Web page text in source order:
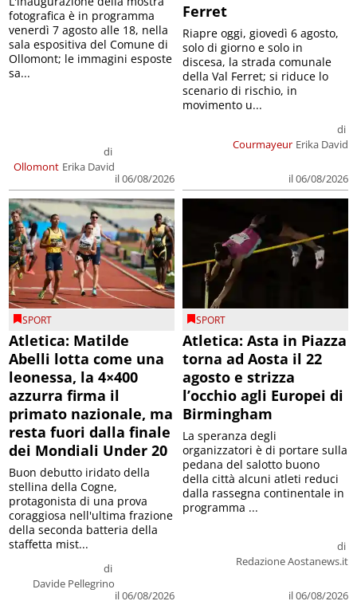
Ollomont
di
Erika David
il 06/08/2026
fotografica è in programma
venerdì 7 agosto alle 18, nella
sala espositiva del Comune di
Ollomont; le immagini esposte
sa...
Ferret
Courmayeur
di
Erika David
il 06/08/2026
Riapre oggi, giovedì 6 agosto,
solo di giorno e solo in
discesa, la strada comunale
della Val Ferret; si riduce lo
scenario di rischio, in
movimento u...
SPORT
Atletica: Matilde
Abelli lotta come una
leonessa, la 4×400
azzurra firma il
primato nazionale, ma
resta fuori dalla finale
dei Mondiali Under 20
di
Davide Pellegrino
il 06/08/2026
Buon debutto iridato della
stellina della Cogne,
protagonista di una prova
coraggiosa nell'ultima frazione
della seconda batteria della
staffetta mist...
SPORT
Atletica: Asta in Piazza
torna ad Aosta il 22
agosto e strizza
l’occhio agli Europei di
Birmingham
di
Redazione Aostanews.it
il 06/08/2026
La speranza degli
organizzatori è di portare sulla
pedana del salotto buono
della città alcuni atleti reduci
dalla rassegna continentale in
programma ...